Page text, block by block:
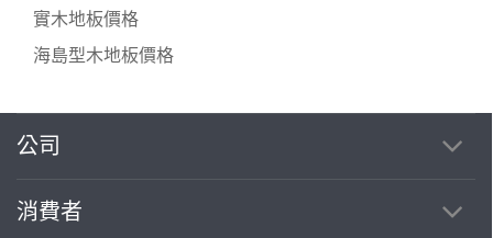
實木地板價格
海島型木地板價格
公司
消費者